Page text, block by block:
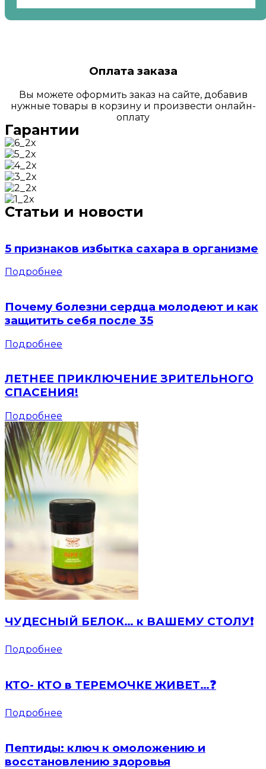
Оплата заказа
Вы можете оформить заказ на сайте, добавив
нужные товары в корзину и произвести онлайн-
оплату
Гарантии
Статьи и новости
5 признаков избытка сахара в организме
Подробнее
Почему болезни сердца молодеют и как
защитить себя после 35
Подробнее
ЛЕТНЕЕ ПРИКЛЮЧЕНИЕ ЗРИТЕЛЬНОГО
СПАСЕНИЯ!
Подробнее
ЧУДЕСНЫЙ БЕЛОК… к ВАШЕМУ СТОЛУ❗️
Подробнее
КТО- КТО в ТЕРЕМОЧКЕ ЖИВЕТ…❓
Подробнее
Пептиды: ключ к омоложению и
восстановлению здоровья